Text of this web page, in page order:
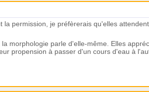
permission, je préfèrerais qu'elles
morphologie parle d'elle-même. Elles
propension à passer d'un cours d'eau à